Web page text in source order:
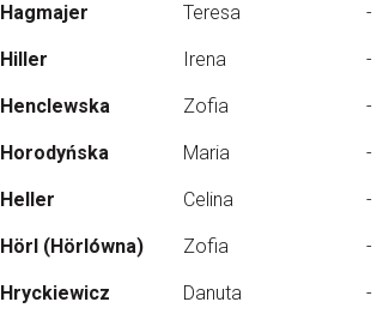
Hagmajer Teresa -
Hiller Irena -
Henclewska Zofia -
Horodyńska Maria -
Heller Celina -
Hörl (Hörlówna) Zofia -
Hryckiewicz Danuta -